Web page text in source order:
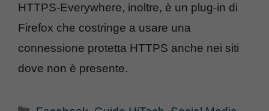
HTTPS-Everywhere, inoltre, è un plug-in di
Firefox che costringe a usare una
connessione protetta HTTPS anche nei siti
dove non è presente.